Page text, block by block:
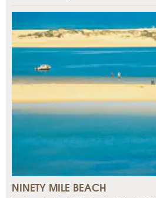
NINETY MILE BEACH